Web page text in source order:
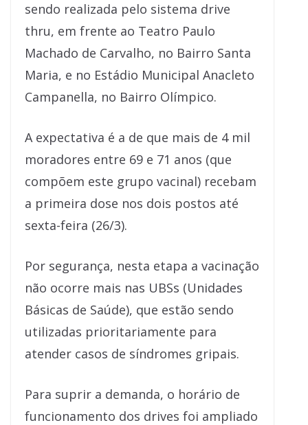
sendo realizada pelo sistema drive
thru, em frente ao Teatro Paulo
Machado de Carvalho, no Bairro Santa
Maria, e no Estádio Municipal Anacleto
Campanella, no Bairro Olímpico.
A expectativa é a de que mais de 4 mil
moradores entre 69 e 71 anos (que
compõem este grupo vacinal) recebam
a primeira dose nos dois postos até
sexta-feira (26/3).
Por segurança, nesta etapa a vacinação
não ocorre mais nas UBSs (Unidades
Básicas de Saúde), que estão sendo
utilizadas prioritariamente para
atender casos de síndromes gripais.
Para suprir a demanda, o horário de
funcionamento dos drives foi ampliado